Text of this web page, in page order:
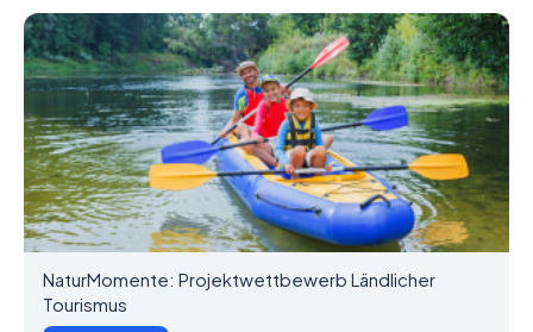
NaturMomente: Projektwettbewerb Ländlicher
Tourismus